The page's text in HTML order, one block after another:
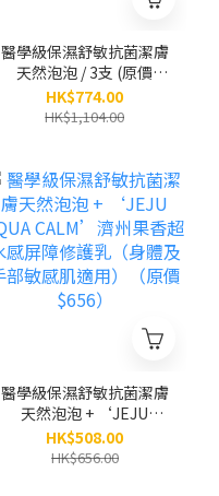
醫學級保濕舒敏抗菌潔膚
天然泡泡 / 3支 (原價
$1,104)
HK$774.00
HK$1,104.00
醫學級保濕舒敏抗菌潔膚
天然泡泡 + ‘JEJU
AQUA CALM’濟州果香
超水感屏障修護乳（身體
HK$508.00
HK$656.00